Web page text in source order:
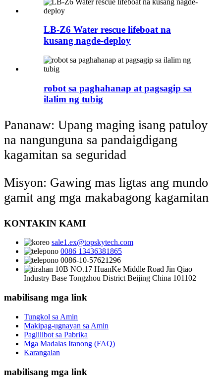
LB-Z6 Water rescue lifeboat na
kusang nagde-deploy
robot sa paghahanap at pagsagip sa
ilalim ng tubig
Pananaw: Upang maging isang patuloy
na nangunguna sa pandaigdigang
kagamitan sa seguridad
Misyon: Gawing mas ligtas ang mundo
gamit ang mga makabagong kagamitan
KONTAKIN KAMI
sale1.ex@topskytech.com
0086 13436381865
0086-10-57621296
10B NO.17 HuanKe Middle Road Jin Qiao
Industry Base Tongzhou District Beijing China 101102
mabilisang mga link
Tungkol sa Amin
Makipag-ugnayan sa Amin
Paglilibot sa Pabrika
Mga Madalas Itanong (FAQ)
Karangalan
mabilisang mga link